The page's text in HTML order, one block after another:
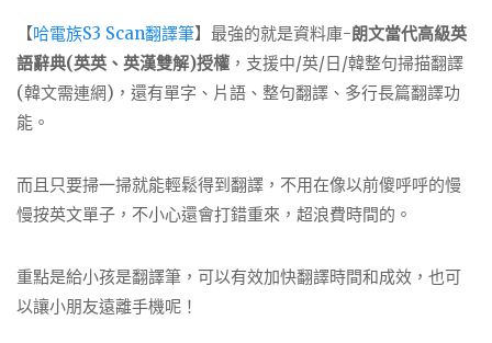
【哈電族S3 Scan翻譯筆】最強的就是資料庫-朗文當代高級英
語辭典(英英、英漢雙解)授權 ，支援中/英/日/韓整句掃描翻譯
(韓文需連網)，還有單字、片語、整句翻譯、多行長篇翻譯功
能。
而且只要掃一掃就能輕鬆得到翻譯，不用在像以前傻呼呼的慢
慢按英文單子，不小心還會打錯重來，超浪費時間的。
重點是給小孩是翻譯筆，可以有效加快翻譯時間和成效，也可
以讓小朋友遠離手機呢！